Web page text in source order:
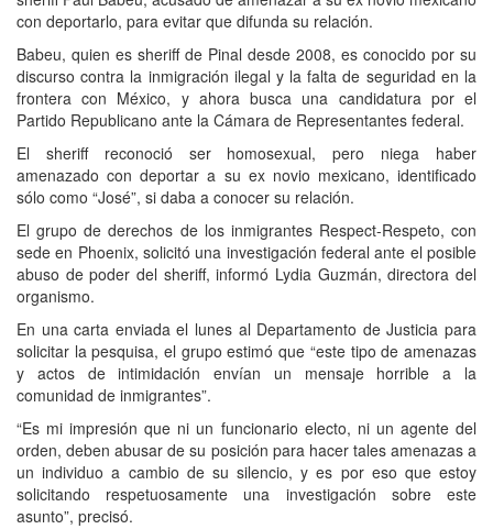
con deportarlo, para evitar que difunda su relación.
Babeu, quien es sheriff de Pinal desde 2008, es conocido por su
discurso contra la inmigración ilegal y la falta de seguridad en la
frontera con México, y ahora busca una candidatura por el
Partido Republicano ante la Cámara de Representantes federal.
El sheriff reconoció ser homosexual, pero niega haber
amenazado con deportar a su ex novio mexicano, identificado
sólo como “José”, si daba a conocer su relación.
El grupo de derechos de los inmigrantes Respect-Respeto, con
sede en Phoenix, solicitó una investigación federal ante el posible
abuso de poder del sheriff, informó Lydia Guzmán, directora del
organismo.
En una carta enviada el lunes al Departamento de Justicia para
solicitar la pesquisa, el grupo estimó que “este tipo de amenazas
y actos de intimidación envían un mensaje horrible a la
comunidad de inmigrantes”.
“Es mi impresión que ni un funcionario electo, ni un agente del
orden, deben abusar de su posición para hacer tales amenazas a
un individuo a cambio de su silencio, y es por eso que estoy
solicitando respetuosamente una investigación sobre este
asunto”, precisó.